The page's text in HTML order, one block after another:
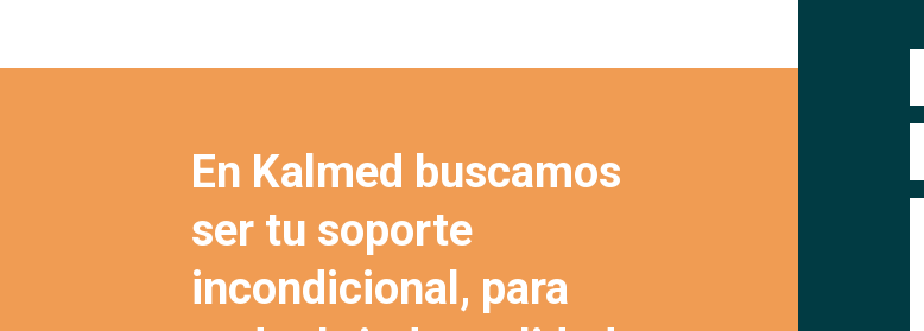
En Kalmed buscamos
ser tu soporte
incondicional, para